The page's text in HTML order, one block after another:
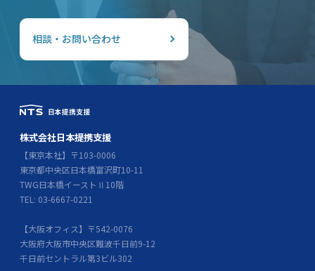
相談・お問い合わせ
株式会社日本提携支援
【東京本社】〒103-0006
東京都中央区日本橋富沢町10-11
TWG日本橋イーストⅡ10階
TEL: 03-6667-0221
【大阪オフィス】〒542-0076
大阪府大阪市中央区難波千日前9-12
千日前セントラル第3ビル302